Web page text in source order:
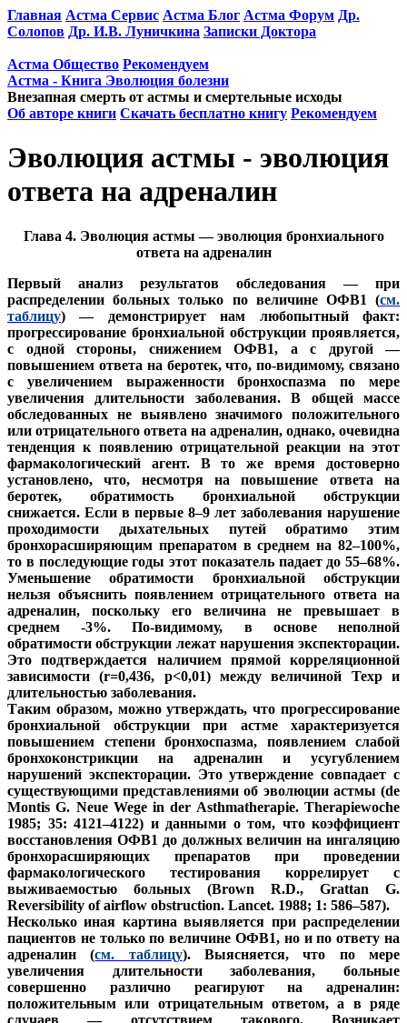
Главная Астма Сервис Астма Блог Астма Форум Др.
Солопов Др. И.В. Луничкина Записки Доктора
Астма Общество Рекомендуем
Астма - Книга Эволюция болезни
Внезапная смерть от астмы и смертельные исходы
Об авторе книги Скачать бесплатно книгу Рекомендуем
Эволюция астмы - эволюция
ответа на адреналин
Глава 4. Эволюция астмы — эволюция бронхиального
ответа на адреналин
Первый анализ результатов обследования — при
распределении больных только по величине ОФВ1 (см.
таблицу) — демонстрирует нам любопытный факт:
прогрессирование бронхиальной обструкции проявляется,
с одной стороны, снижением ОФВ1, а с другой —
повышением ответа на беротек, что, по-видимому, связано
с увеличением выраженности бронхоспазма по мере
увеличения длительности заболевания. В общей массе
обследованных не выявлено значимого положительного
или отрицательного ответа на адреналин, однако, очевидна
тенденция к появлению отрицательной реакции на этот
фармакологический агент. В то же время достоверно
установлено, что, несмотря на повышение ответа на
беротек, обратимость бронхиальной обструкции
снижается. Если в первые 8–9 лет заболевания нарушение
проходимости дыхательных путей обратимо этим
бронхорасширяющим препаратом в среднем на 82–100%,
то в последующие годы этот показатель падает до 55–68%.
Уменьшение обратимости бронхиальной обструкции
нельзя объяснить появлением отрицательного ответа на
адреналин, поскольку его величина не превышает в
среднем -3%. По-видимому, в основе неполной
обратимости обструкции лежат нарушения экспекторации.
Это подтверждается наличием прямой корреляционной
зависимости (r=0,436, p<0,01) между величиной Texp и
длительностью заболевания.
Таким образом, можно утверждать, что прогрессирование
бронхиальной обструкции при астме характеризуется
повышением степени бронхоспазма, появлением слабой
бронхоконстрикции на адреналин и усугублением
нарушений экспекторации. Это утверждение совпадает с
существующими представлениями об эволюции астмы (de
Montis G. Neue Wege in der Asthmatherapie. Therapiewoche
1985; 35: 4121–4122) и данными о том, что коэффициент
восстановления ОФВ1 до должных величин на ингаляцию
бронхорасширяющих препаратов при проведении
фармакологического тестирования коррелирует с
выживаемостью больных (Brown R.D., Grattan G.
Reversibility of airflow obstruction. Lancet. 1988; 1: 586–587).
Несколько иная картина выявляется при распределении
пациентов не только по величине ОФВ1, но и по ответу на
адреналин (см. таблицу). Выясняется, что по мере
увеличения длительности заболевания, больные
совершенно различно реагируют на адреналин:
положительным или отрицательным ответом, а в ряде
случаев — отсутствием такового. Возникает